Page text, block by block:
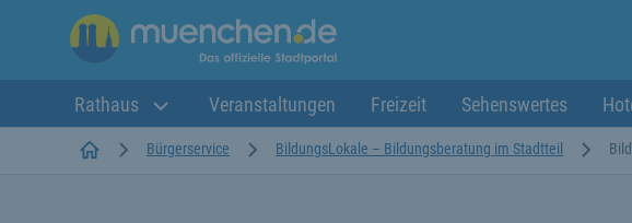
Rathaus Veranstaltungen Freizeit Sehenswertes
StartseiteBürgerservice BildungsLokale – Bildungsberatung im Stadtteil